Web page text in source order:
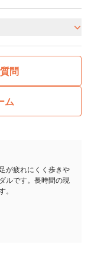
問
ム
が疲れにくく歩きや
ルです。長時間の現
。